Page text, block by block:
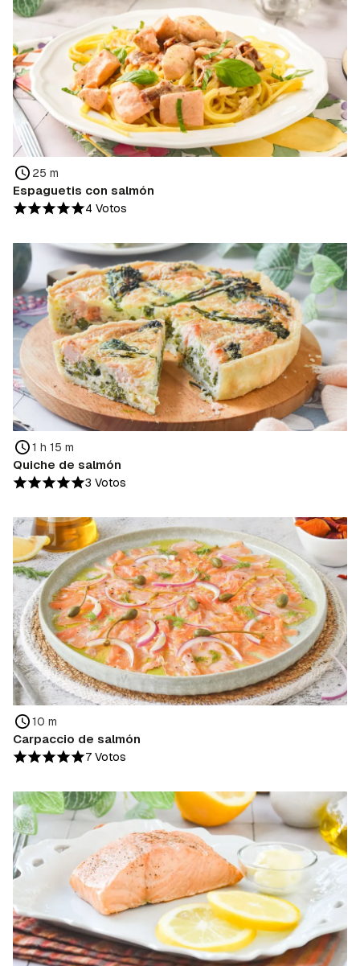
25 m
Espaguetis con salmón
4 Votos
1 h 15 m
Quiche de salmón
3 Votos
10 m
Carpaccio de salmón
7 Votos